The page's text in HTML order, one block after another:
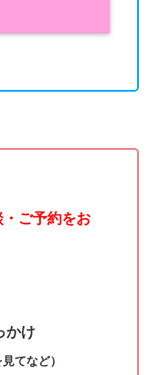
ご予約をお
かけ
てなど）